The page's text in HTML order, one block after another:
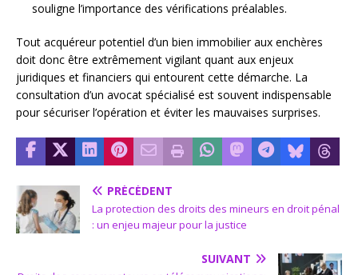
souligne l’importance des vérifications préalables.
Tout acquéreur potentiel d’un bien immobilier aux enchères
doit donc être extrêmement vigilant quant aux enjeux
juridiques et financiers qui entourent cette démarche. La
consultation d’un avocat spécialisé est souvent indispensable
pour sécuriser l’opération et éviter les mauvaises surprises.
PRÉCÉDENT
La protection des droits des mineurs en droit pénal
: un enjeu majeur pour la justice
SUIVANT